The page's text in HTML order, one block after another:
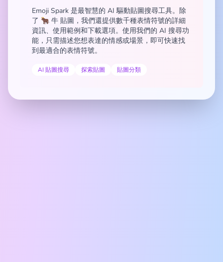
Emoji Spark 是最智慧的 AI 驅動貼圖搜尋工具。除
了 🐂 牛 貼圖，我們還提供數千種表情符號的詳細
資訊、使用範例和下載選項。使用我們的 AI 搜尋功
能，只需描述您想表達的情感或場景，即可快速找
到最適合的表情符號。
AI 貼圖搜尋 探索貼圖 貼圖分類